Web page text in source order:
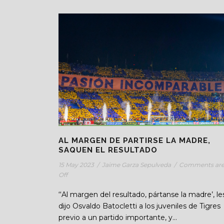
AL MARGEN DE PARTIRSE LA MADRE,
SAQUEN EL RESULTADO
15 May 2023 / Jaime Garza Sepulveda / Comments are
Off
‘‘Al margen del resultado, pártanse la madre’,
dijo Osvaldo Batocletti a los juveniles de Tigres
previo a un partido importante, y...